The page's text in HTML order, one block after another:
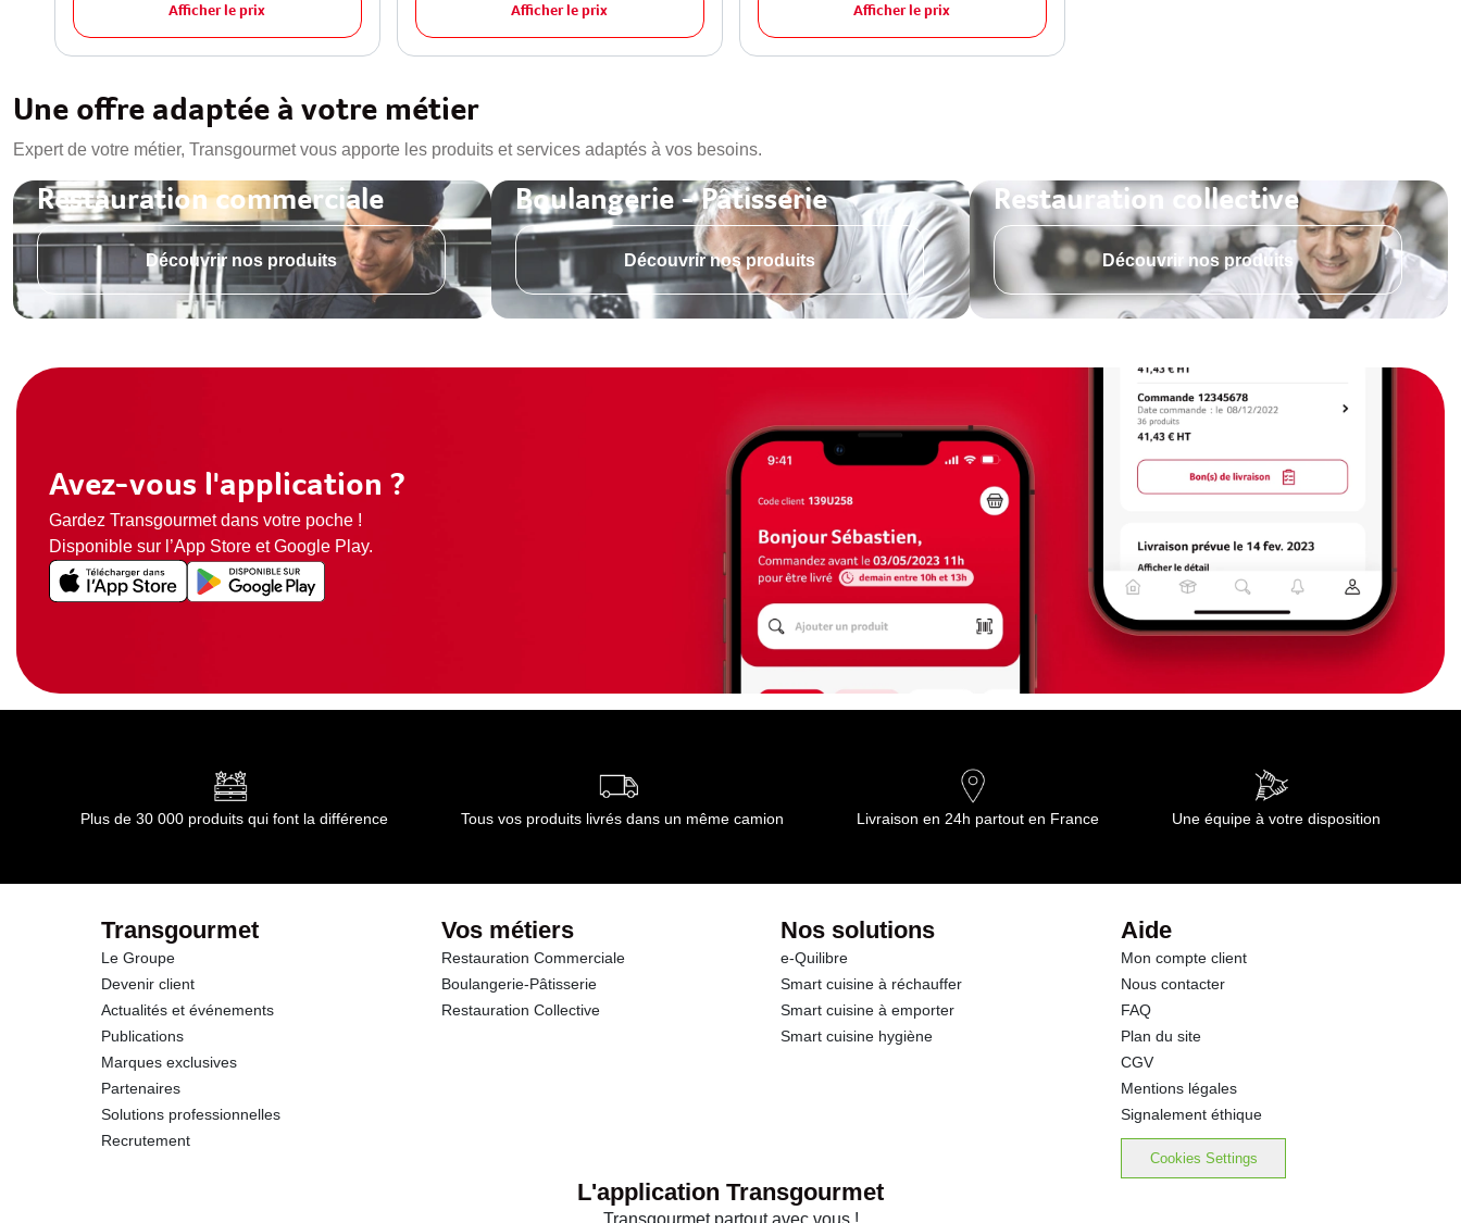
Afficher le prix Afficher le prix Afficher le prix
Une offre adaptée à votre métier
Expert de votre métier, Transgourmet vous apporte les produits et services adaptés à vos besoins.
Restauration commerciale
Découvrir nos produits
Boulangerie - Pâtisserie
Découvrir nos produits
Restauration collective
Découvrir nos produits
Avez-vous l'application ?
Gardez Transgourmet dans votre poche !
Disponible sur l’App Store et Google Play.
Plus de 30 000 produits qui font la différence Tous vos produits livrés dans un même camion Livraison en 24h partout en France Une équipe à votre disposition
Transgourmet
Le Groupe
Devenir client
Actualités et événements
Publications
Marques exclusives
Partenaires
Solutions professionnelles
Recrutement
Vos métiers
Restauration Commerciale
Boulangerie-Pâtisserie
Restauration Collective
Nos solutions
e-Quilibre
Smart cuisine à réchauffer
Smart cuisine à emporter
Smart cuisine hygiène
Aide
Mon compte client
Nous contacter
FAQ
Plan du site
CGV
Mentions légales
Signalement éthique
Cookies Settings
L'application Transgourmet